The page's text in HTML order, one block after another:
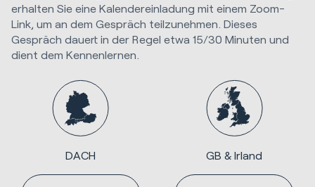
erhalten Sie eine Kalendereinladung mit einem Zoom-
Link, um an dem Gespräch teilzunehmen. Dieses
Gespräch dauert in der Regel etwa 15/30 Minuten und
dient dem Kennenlernen.
GB & Irland
DACH